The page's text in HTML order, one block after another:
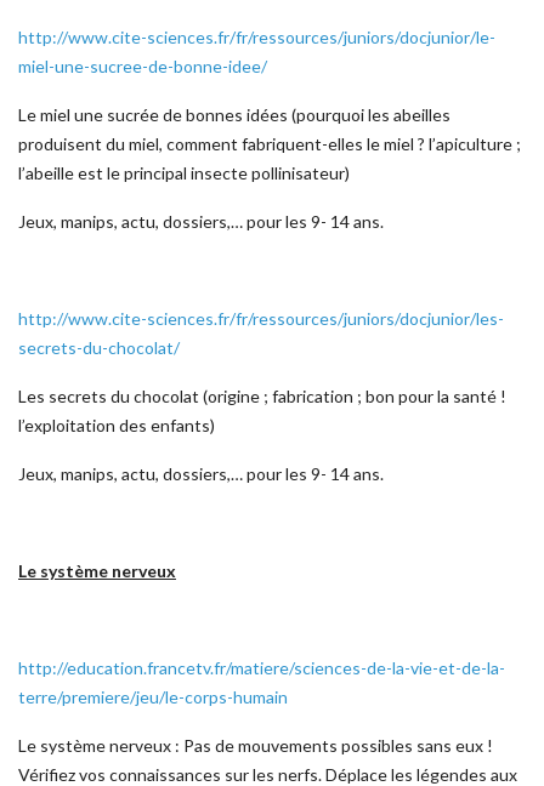
http://www.cite-sciences.fr/fr/ressources/juniors/docjunior/le-
miel-une-sucree-de-bonne-idee/
Le miel une sucrée de bonnes idées (pourquoi les abeilles
produisent du miel, comment fabriquent-elles le miel ? l’apiculture ;
l’abeille est le principal insecte pollinisateur)
Jeux, manips, actu, dossiers,… pour les 9- 14 ans.
http://www.cite-sciences.fr/fr/ressources/juniors/docjunior/les-
secrets-du-chocolat/
Les secrets du chocolat (origine ; fabrication ; bon pour la santé !
l’exploitation des enfants)
Jeux, manips, actu, dossiers,… pour les 9- 14 ans.
Le système nerveux
http://education.francetv.fr/matiere/sciences-de-la-vie-et-de-la-
terre/premiere/jeu/le-corps-humain
Le système nerveux : Pas de mouvements possibles sans eux !
Vérifiez vos connaissances sur les nerfs. Déplace les légendes aux